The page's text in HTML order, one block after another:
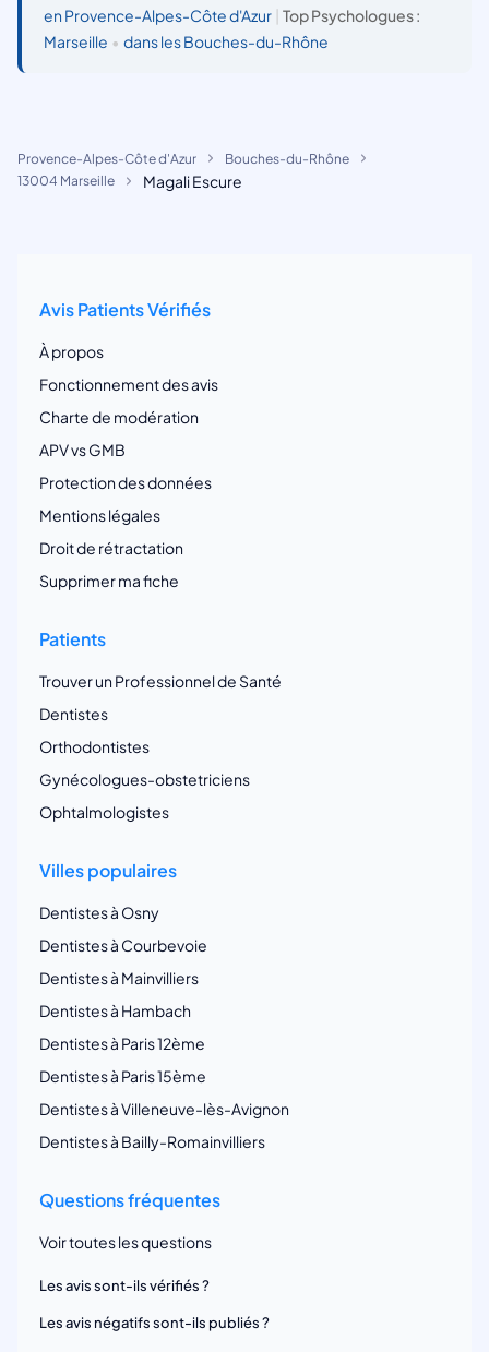
en Provence-Alpes-Côte d'Azur
Top Psychologues :
Marseille • dans les Bouches-du-Rhône
Provence-Alpes-Côte d'Azur
Bouches-du-Rhône
13004 Marseille
Magali Escure
Avis Patients Vérifiés
À propos
Fonctionnement des avis
Charte de modération
APV vs GMB
Protection des données
Mentions légales
Droit de rétractation
Supprimer ma fiche
Patients
Trouver un Professionnel de Santé
Dentistes
Orthodontistes
Gynécologues-obstetriciens
Ophtalmologistes
Villes populaires
Dentistes à Osny
Dentistes à Courbevoie
Dentistes à Mainvilliers
Dentistes à Hambach
Dentistes à Paris 12ème
Dentistes à Paris 15ème
Dentistes à Villeneuve-lès-Avignon
Dentistes à Bailly-Romainvilliers
Questions fréquentes
Voir toutes les questions
Les avis sont-ils vérifiés ?
Les avis négatifs sont-ils publiés ?